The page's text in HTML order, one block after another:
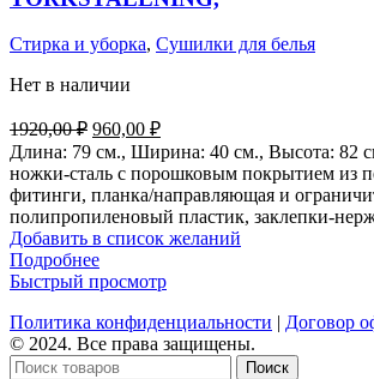
Стирка и уборка, Сушилки для белья
Нет в наличии
1920,00₽ Первоначальная
цена
составляла
1920,00 ₽.
960,00 ₽Текущая
цена:
960,00 ₽.
Длина: 79 см., Ширина: 40 см., Высота: 82
ножки-сталь с порошковым покрытием из
фитинги, планка/направляющая и
полипропиленовый пластик, заклепки-
Добавить в список желаний
Подробнее
Быстрый просмотр
Политика конфиденциальности | Договор
© 2024. Все права защищены.
Поиск